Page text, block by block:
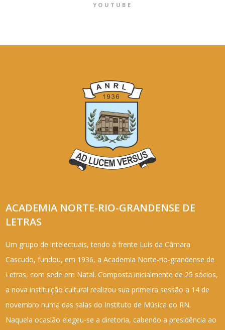
YOUTUBE
ACADEMIA NORTE-RIO-GRANDENSE DE
LETRAS
Um grupo de intelectuais, tendo à frente Luís da Câmara
Cascudo, fundou, em 1936, a Academia Norte-rio-grandense de
Letras, com sede em Natal. Composta inicialmente de 25 sócios,
a nova instituição cultural realizou sua primeira sessão a 14 de
novembro numa das salas do Instituto de Música do RN.
Naquela ocasião elegeu-se a diretoria, cabendo a presidência ao